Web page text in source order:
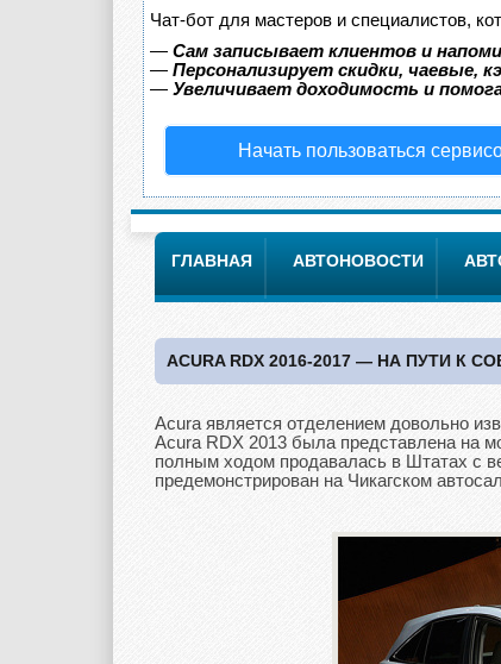
Чат-бот для мастеров и специалистов,
— Сам записывает клиентов и
— Персонализирует скидки, чаевые,
— Увеличивает доходимость и
Начать пользоваться
ГЛАВНАЯ АВТОНОВОСТИ
ACURA RDX 2016-2017 — НА ПУТИ К
Acura является отделением довольно
Acura RDX 2013 была представлена на
полным ходом продавалась в Штатах с
предемонстрирован на Чикагском